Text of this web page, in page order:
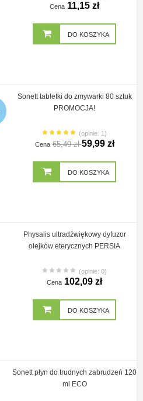
Cena 11,15 zł
DO KOSZYKA
Sonett tabletki do zmywarki 80 sztuk
PROMOCJA!
(opinie: 1)
Cena 65,49 zł59,99 zł
DO KOSZYKA
Physalis ultradźwiękowy dyfuzor
olejków eterycznych PERSIA
(opinie: 0)
Cena 102,09 zł
DO KOSZYKA
Sonett płyn do trudnych zabrudzeń 120
ml ECO